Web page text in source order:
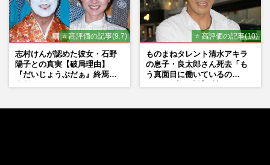
⭐ 高評価の記事(9.7)
志村けんが認めた彼女・石野
陽子との真実【破局理由】
『だいじょうぶだぁ』終焉の
⭐ 高評価の記事(10)
ものまねタレント清水アキラ
の息子・良太郎さん死去「も
う真面目に働いているの